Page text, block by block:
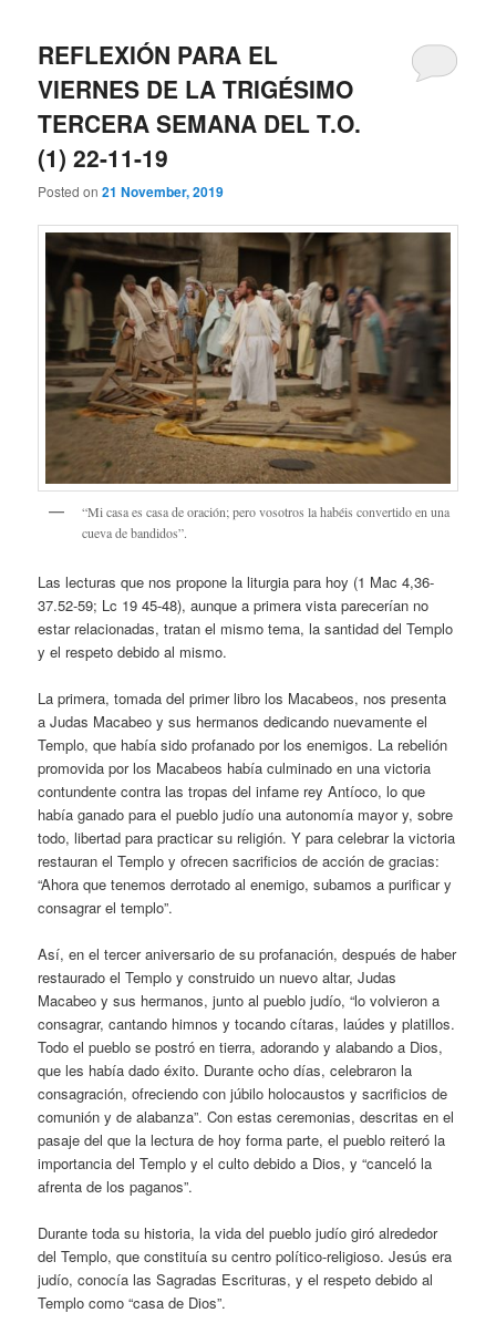
REFLEXIÓN PARA EL
VIERNES DE LA TRIGÉSIMO
TERCERA SEMANA DEL T.O.
(1) 22-11-19
Posted on21 November, 2019
“Mi casa es casa de oración; pero vosotros la habéis convertido en una
cueva de bandidos”.
Las lecturas que nos propone la liturgia para hoy (1 Mac 4,36-
37.52-59; Lc 19 45-48), aunque a primera vista parecerían no
estar relacionadas, tratan el mismo tema, la santidad del Templo
y el respeto debido al mismo.
La primera, tomada del primer libro los Macabeos, nos presenta
a Judas Macabeo y sus hermanos dedicando nuevamente el
Templo, que había sido profanado por los enemigos. La rebelión
promovida por los Macabeos había culminado en una victoria
contundente contra las tropas del infame rey Antíoco, lo que
había ganado para el pueblo judío una autonomía mayor y, sobre
todo, libertad para practicar su religión. Y para celebrar la victoria
restauran el Templo y ofrecen sacrificios de acción de gracias:
“Ahora que tenemos derrotado al enemigo, subamos a purificar y
consagrar el templo”.
Así, en el tercer aniversario de su profanación, después de haber
restaurado el Templo y construido un nuevo altar, Judas
Macabeo y sus hermanos, junto al pueblo judío, “lo volvieron a
consagrar, cantando himnos y tocando cítaras, laúdes y platillos.
Todo el pueblo se postró en tierra, adorando y alabando a Dios,
que les había dado éxito. Durante ocho días, celebraron la
consagración, ofreciendo con júbilo holocaustos y sacrificios de
comunión y de alabanza”. Con estas ceremonias, descritas en el
pasaje del que la lectura de hoy forma parte, el pueblo reiteró la
importancia del Templo y el culto debido a Dios, y “canceló la
afrenta de los paganos”.
Durante toda su historia, la vida del pueblo judío giró alrededor
del Templo, que constituía su centro político-religioso. Jesús era
judío, conocía las Sagradas Escrituras, y el respeto debido al
Templo como “casa de Dios”.